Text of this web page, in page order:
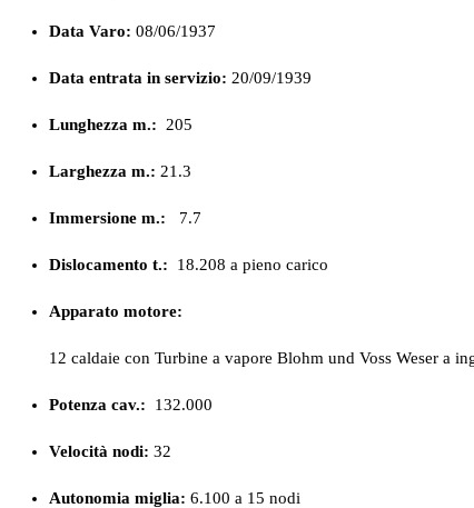
Data Varo: 08/06/1937
Data entrata in servizio: 20/09/1939
Lunghezza m.: 205
Larghezza m.: 21.3
Immersione m.: 7.7
Dislocamento t.: 18.208 a pieno carico
Apparato motore:
12 caldaie con Turbine a vapore Blohm und Voss Weser a
Potenza cav.: 132.000
Velocità nodi: 32
Autonomia miglia: 6.100 a 15 nodi